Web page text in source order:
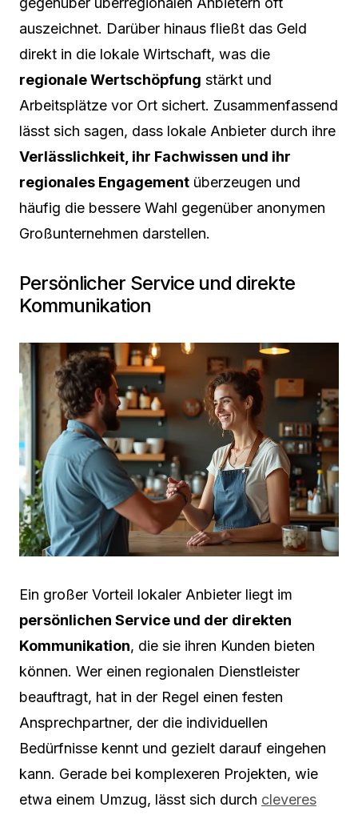
auszeichnet. Darüber hinaus fließt das Geld
direkt in die lokale Wirtschaft, was die
regionale Wertschöpfung stärkt und
Arbeitsplätze vor Ort sichert. Zusammenfassend
lässt sich sagen, dass lokale Anbieter durch ihre
Verlässlichkeit, ihr Fachwissen und ihr
regionales Engagement überzeugen und
häufig die bessere Wahl gegenüber anonymen
Großunternehmen darstellen.
Persönlicher Service und direkte
Kommunikation
Ein großer Vorteil lokaler Anbieter liegt im
persönlichen Service und der direkten
Kommunikation, die sie ihren Kunden bieten
können. Wer einen regionalen Dienstleister
beauftragt, hat in der Regel einen festen
Ansprechpartner, der die individuellen
Bedürfnisse kennt und gezielt darauf eingehen
kann. Gerade bei komplexeren Projekten, wie
etwa einem Umzug, lässt sich durch cleveres